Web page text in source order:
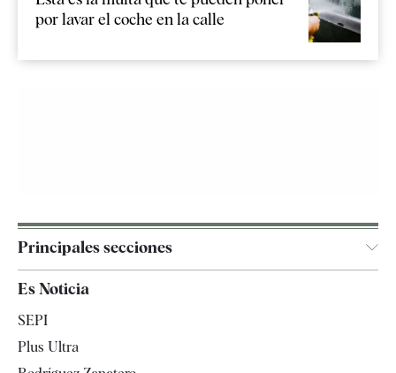
por lavar el coche en la calle
Principales secciones
España
Es Noticia
SEPI
Plus Ultra